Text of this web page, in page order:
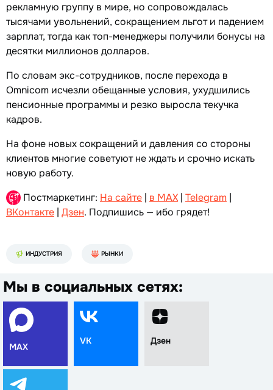
рекламную группу в мире, но сопровождалась
тысячами увольнений, сокращением льгот и падением
зарплат, тогда как топ-менеджеры получили бонусы на
десятки миллионов долларов.
По словам экс-сотрудников, после перехода в
Omnicom исчезли обещанные условия, ухудшились
пенсионные программы и резко выросла текучка
кадров.
На фоне новых сокращений и давления со стороны
клиентов многие советуют не ждать и срочно искать
новую работу.
Постмаркетинг: На сайте | в MAX | Telegram |
ВКонтакте | Дзен. Подпишись — ибо грядет!
ИНДУСТРИЯ РЫНКИ
Мы в социальных сетях:
MAX
VK Дзен